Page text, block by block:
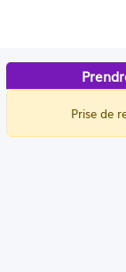
Prise de